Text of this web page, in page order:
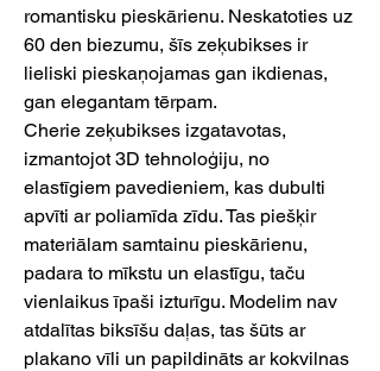
romantisku pieskārienu. Neskatoties uz
60 den biezumu, šīs zeķubikses ir
lieliski pieskaņojamas gan ikdienas,
gan elegantam tērpam.
Cherie zeķubikses izgatavotas,
izmantojot 3D tehnoloģiju, no
elastīgiem pavedieniem, kas dubulti
apvīti ar poliamīda zīdu. Tas piešķir
materiālam samtainu pieskārienu,
padara to mīkstu un elastīgu, taču
vienlaikus īpaši izturīgu. Modelim nav
atdalītas biksīšu daļas, tas šūts ar
plakano vīli un papildināts ar kokvilnas